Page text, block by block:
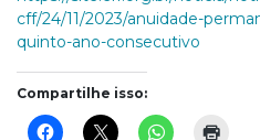
cff/24/11/2023/anuidade-
quinto-ano-consecutivo
Compartilhe isso: